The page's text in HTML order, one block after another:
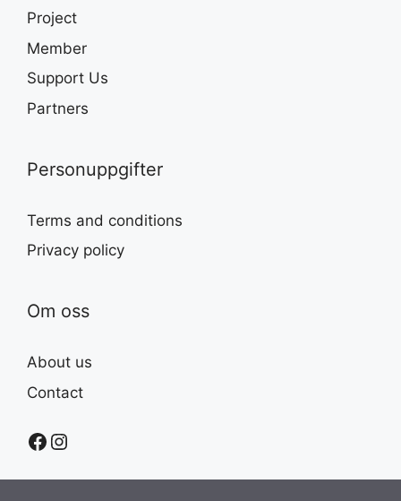
Project
Member
Support Us
Partners
Personuppgifter
Terms and conditions
Privacy policy
Om oss
About us
Contact
Facebook
Instagram